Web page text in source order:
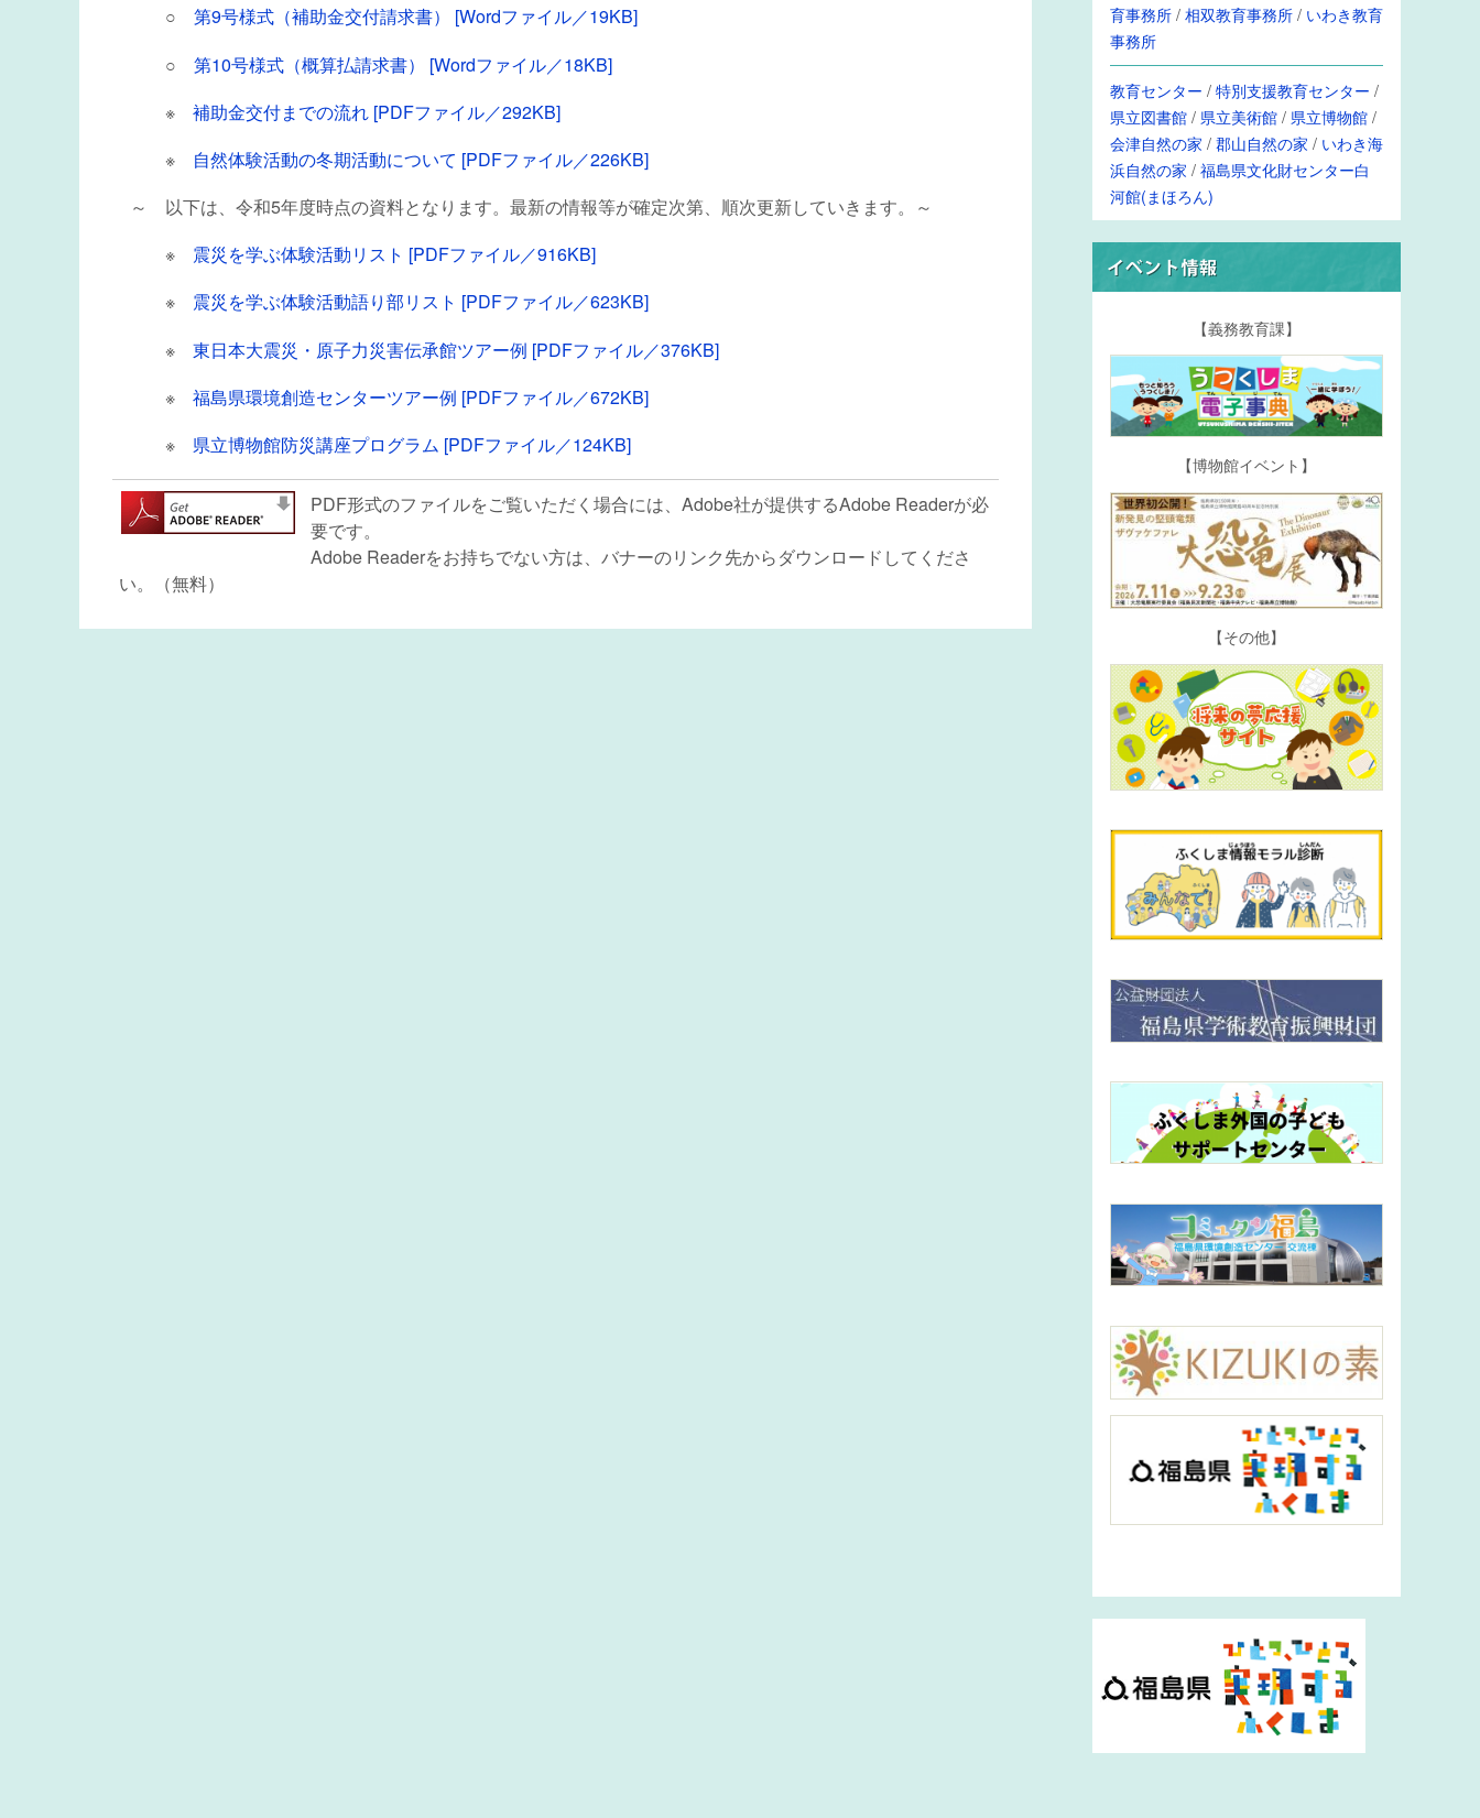
○ 第9号様式（補助金交付請求書） [Wordファイル／19KB]
○ 第10号様式（概算払請求書） [Wordファイル／18KB]
※ 補助金交付までの流れ [PDFファイル／292KB]
※ 自然体験活動の冬期活動について [PDFファイル／226KB]
～ 以下は、令和5年度時点の資料となります。最新の情報等が確定次第、順次更新していきます。～
※ 震災を学ぶ体験活動リスト [PDFファイル／916KB]
※ 震災を学ぶ体験活動語り部リスト [PDFファイル／623KB]
※ 東日本大震災・原子力災害伝承館ツアー例 [PDFファイル／376KB]
※ 福島県環境創造センターツアー例 [PDFファイル／672KB]
※ 県立博物館防災講座プログラム [PDFファイル／124KB]
PDF形式のファイルをご覧いただく場合には、Adobe社が提供するAdobe Readerが必
要です。
Adobe Readerをお持ちでない方は、バナーのリンク先からダウンロードしてくださ
い。（無料）
育事務所/相双教育事務所/ いわき教育
事務所
教育センター /特別支援教育センター /
県立図書館/ 県立美術館/ 県立博物館/
会津自然の家 /郡山自然の家 / いわき海
浜自然の家 /福島県文化財センター白
河館(まほろん)
【義務教育課】
【博物館イベント】
【その他】